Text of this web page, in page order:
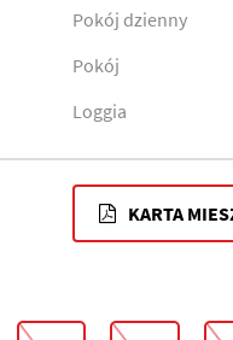
Pokój dzienny
Pokój
Loggia
KARTA